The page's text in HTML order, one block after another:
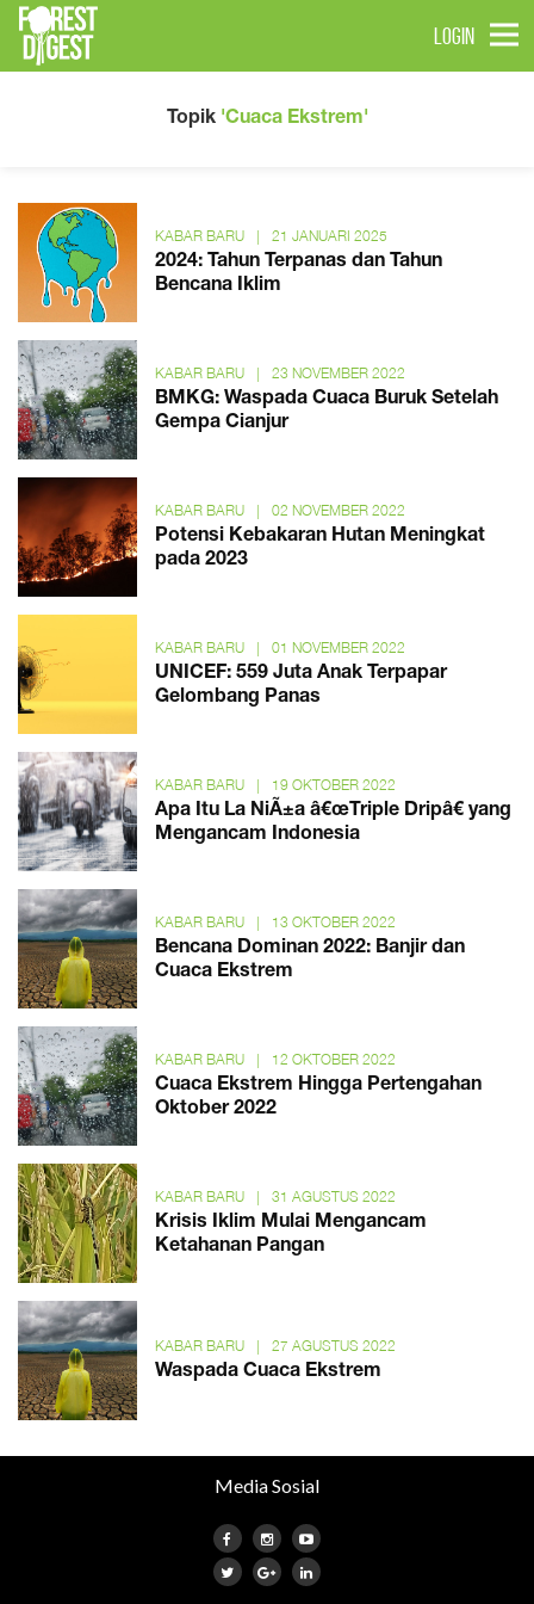
LOGIN
Topik 'Cuaca Ekstrem'
KABAR BARU | 21 JANUARI 2025
2024: Tahun Terpanas dan Tahun
Bencana Iklim
KABAR BARU | 23 NOVEMBER 2022
BMKG: Waspada Cuaca Buruk Setelah
Gempa Cianjur
KABAR BARU | 02 NOVEMBER 2022
Potensi Kebakaran Hutan Meningkat
pada 2023
KABAR BARU | 01 NOVEMBER 2022
UNICEF: 559 Juta Anak Terpapar
Gelombang Panas
KABAR BARU | 19 OKTOBER 2022
Apa Itu La NiÃ±a â€œTriple Dripâ€ yang
Mengancam Indonesia
KABAR BARU | 13 OKTOBER 2022
Bencana Dominan 2022: Banjir dan
Cuaca Ekstrem
KABAR BARU | 12 OKTOBER 2022
Cuaca Ekstrem Hingga Pertengahan
Oktober 2022
KABAR BARU | 31 AGUSTUS 2022
Krisis Iklim Mulai Mengancam
Ketahanan Pangan
KABAR BARU | 27 AGUSTUS 2022
Waspada Cuaca Ekstrem
Media Sosial